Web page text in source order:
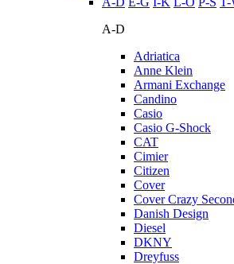
A-D
Adriatica
Anne Klein
Armani Exchange
Candino
Casio
Casio G-Shock
CAT
Cimier
Citizen
Cover
Cover Crazy
Danish Design
Diesel
DKNY
Dreyfuss